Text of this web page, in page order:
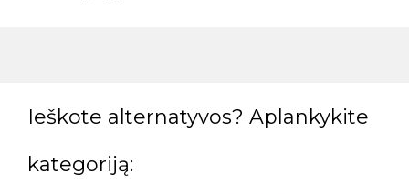
Ieškote alternatyvos? Aplankykite
kategoriją: